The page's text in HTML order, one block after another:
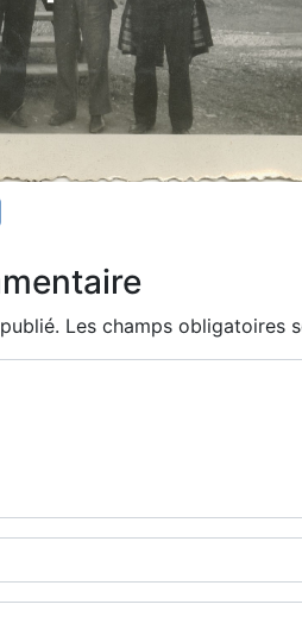
Les champs obligatoires